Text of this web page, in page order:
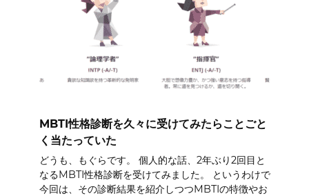
MBTI性格診断を久々に受けてみたらことごと
く当たっていた
どうも、もぐらです。 個人的な話、2年ぶり2回目と
なるMBTI性格診断を受けてみました。 というわけで
今回は、その診断結果を紹介しつつMBTIの特徴やお